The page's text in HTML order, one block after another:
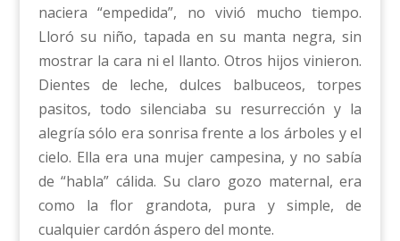
naciera “empedida”, no vivió mucho tiempo.
Lloró su niño, tapada en su manta negra, sin
mostrar la cara ni el llanto. Otros hijos vinieron.
Dientes de leche, dulces balbuceos, torpes
pasitos, todo silenciaba su resurrección y la
alegría sólo era sonrisa frente a los árboles y el
cielo. Ella era una mujer campesina, y no sabía
de “habla” cálida. Su claro gozo maternal, era
como la flor grandota, pura y simple, de
cualquier cardón áspero del monte.